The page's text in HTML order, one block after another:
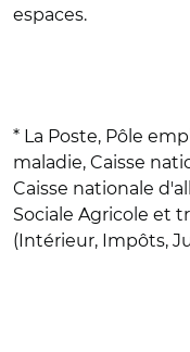
espaces.
* La Poste, Pôle
maladie, Caisse
Caisse nationale
Sociale Agricole et
(Intérieur, Impôts,